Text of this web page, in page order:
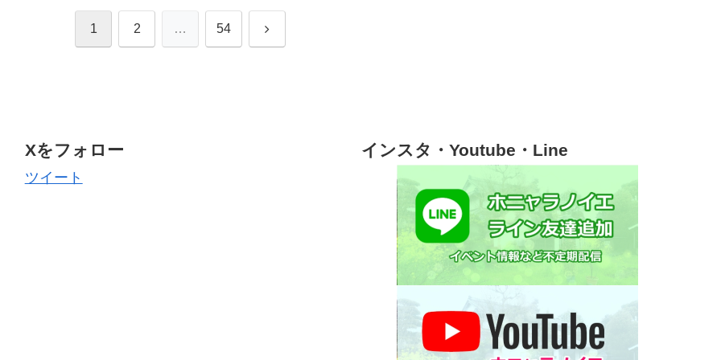
1 2 … 54 次
Xをフォロー
ツイート
インスタ・Youtube・Line